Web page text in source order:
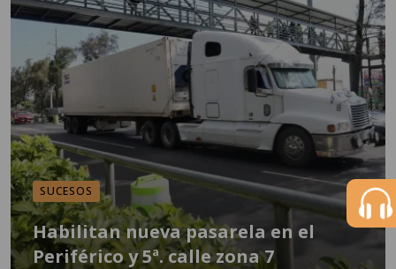
SUCESOS
Habilitan nueva pasarela en el
Periférico y 5ª. calle zona 7